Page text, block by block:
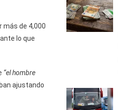
más de 4,000
lo que
“el hombre
ajustando